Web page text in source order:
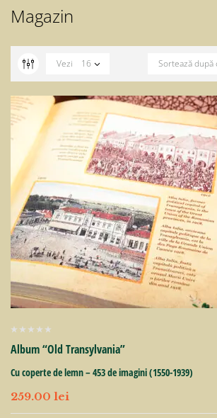
Magazin
Sortează
Vezi 16
Album “Old Transylvania”
Cu coperte de lemn – 453 de imagini (1550-1939)
259.00 lei